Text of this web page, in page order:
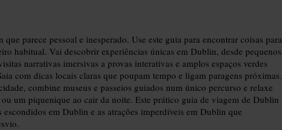
parece pessoal e inesperado. Use este guia para encontrar coisas para
habitual. Vai descobrir experiências únicas em Dublin, desde pequenos
narrativas imersivas a provas interativas e amplos espaços verdes
com dicas locais claras que poupam tempo e ligam paragens próximas.
combine museus e passeios guiados num único percurso e relaxe
um piquenique ao cair da noite. Este prático guia de viagem de Dublin
escondidos em Dublin e as atrações imperdíveis em Dublin que